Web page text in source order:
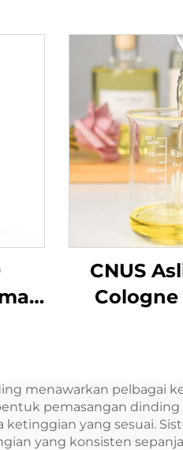
CNUS
Untuk
menawarkan pelbagai
pemasangan
yang sesuai.
yang konsisten